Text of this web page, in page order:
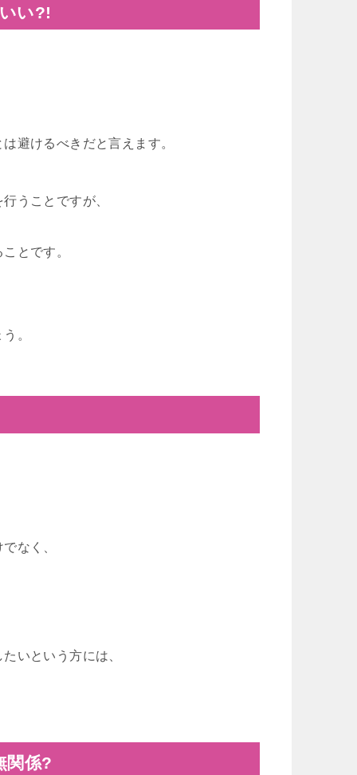
い?!
避けるべきだと言えます。
うことですが、
とです。
。
なく、
いという方には、
関係?